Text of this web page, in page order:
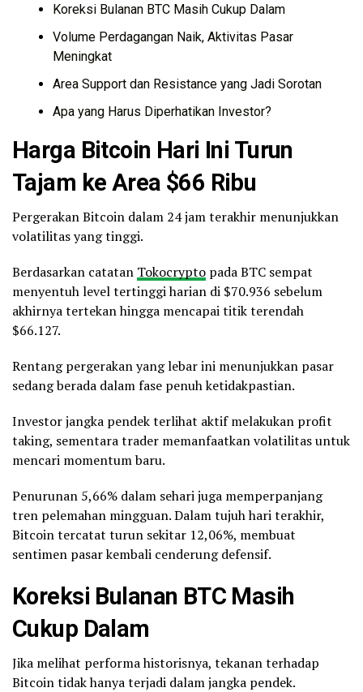
Koreksi Bulanan BTC Masih Cukup Dalam
Volume Perdagangan Naik, Aktivitas Pasar
Meningkat
Area Support dan Resistance yang Jadi Sorotan
Apa yang Harus Diperhatikan Investor?
Harga Bitcoin Hari Ini Turun
Tajam ke Area $66 Ribu
Pergerakan Bitcoin dalam 24 jam terakhir menunjukkan
volatilitas yang tinggi.
Berdasarkan catatan Tokocrypto pada BTC sempat
menyentuh level tertinggi harian di $70.936 sebelum
akhirnya tertekan hingga mencapai titik terendah
$66.127.
Rentang pergerakan yang lebar ini menunjukkan pasar
sedang berada dalam fase penuh ketidakpastian.
Investor jangka pendek terlihat aktif melakukan profit
taking, sementara trader memanfaatkan volatilitas untuk
mencari momentum baru.
Penurunan 5,66% dalam sehari juga memperpanjang
tren pelemahan mingguan. Dalam tujuh hari terakhir,
Bitcoin tercatat turun sekitar 12,06%, membuat
sentimen pasar kembali cenderung defensif.
Koreksi Bulanan BTC Masih
Cukup Dalam
Jika melihat performa historisnya, tekanan terhadap
Bitcoin tidak hanya terjadi dalam jangka pendek.